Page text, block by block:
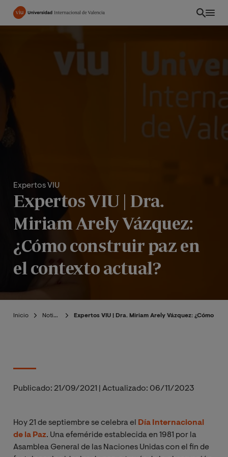
Pasar
Expertos VIU
Expertos VIU | Dra.
Miriam Arely Vázquez:
¿Cómo construir paz en
el contexto actual?
Inicio Noticias Expertos VIU | Dra. Miriam Arely Vázquez: ¿Cómo
Publicado: 21/09/2021 Actualizado: 06/11/2023
Hoy 21 de septiembre se celebra el
Día Internacional
de la Paz. Una efeméride establecida en 1981 por la
Asamblea General de las Naciones Unidas con el fin de